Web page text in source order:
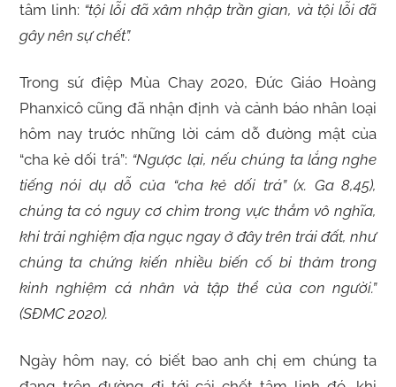
tâm linh: “tội lỗi đã xâm nhập trần gian, và tội lỗi đã
gây nên sự chết”.
Trong sứ điệp Mùa Chay 2020, Đức Giáo Hoàng
Phanxicô cũng đã nhận định và cảnh báo nhân loại
hôm nay trước những lời cám dỗ đường mật của
“cha kẻ dối trá”: “Ngược lại, nếu chúng ta lắng nghe
tiếng nói dụ dỗ của “cha kẻ dối trá” (x. Ga 8,45),
chúng ta có nguy cơ chìm trong vực thẳm vô nghĩa,
khi trải nghiệm địa ngục ngay ở đây trên trái đất, như
chúng ta chứng kiến nhiều biến cố bi thảm trong
kinh nghiệm cá nhân và tập thể của con người.”
(SĐMC 2020).
Ngày hôm nay, có biết bao anh chị em chúng ta